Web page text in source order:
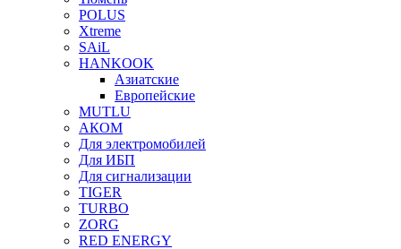
POLUS
Xtreme
SAiL
HANKOOK
Азиатские
Европейские
MUTLU
АКОМ
Для электромобилей
Для ИБП
Для сигнализации
TIGER
TURBO
ZORG
RED ENERGY